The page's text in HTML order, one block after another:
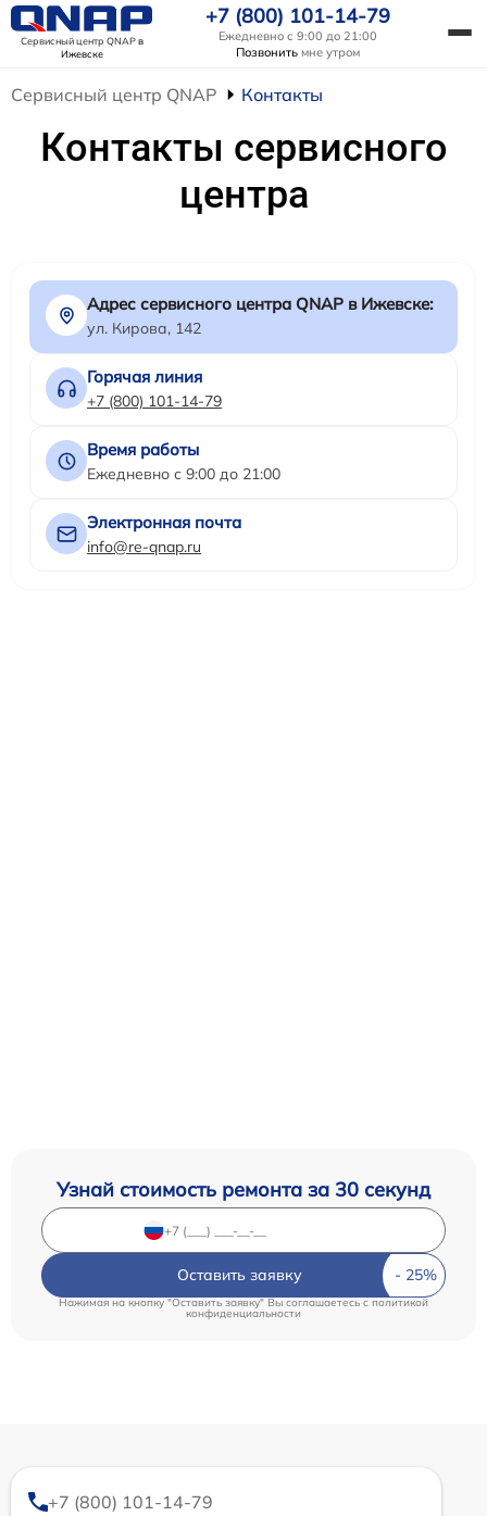
Сервисный центр QNAPв
Ижевске
+7 (800) 101-14-79
Ежедневно с 9:00 до 21:00
Позвонить мне утром
Сервисный центр QNAP Контакты
Контакты сервисного
центра
Адрес сервисного центра QNAP в Ижевске:
ул. Кирова, 142
Горячая линия
+7 (800) 101-14-79
Время работы
Ежедневно с 9:00 до 21:00
Электронная почта
info@re-qnap.ru
Узнай стоимость ремонта за 30 секунд
Оставить заявку
Нажимая на кнопку "Оставить заявку" Вы соглашаетесь cполитикой
конфиденциальности
+7 (800) 101-14-79